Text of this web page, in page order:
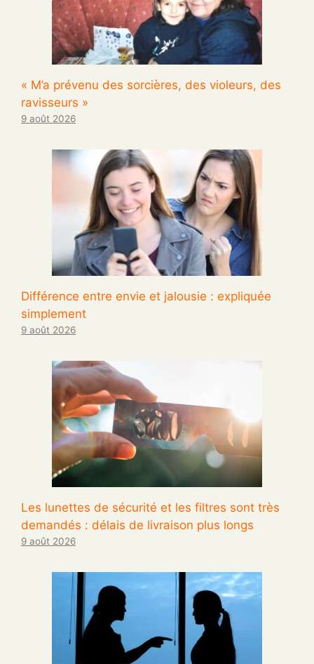
« M’a prévenu des sorcières, des violeurs, des
ravisseurs »
9 août 2026
Différence entre envie et jalousie : expliquée
simplement
9 août 2026
Les lunettes de sécurité et les filtres sont très
demandés : délais de livraison plus longs
9 août 2026